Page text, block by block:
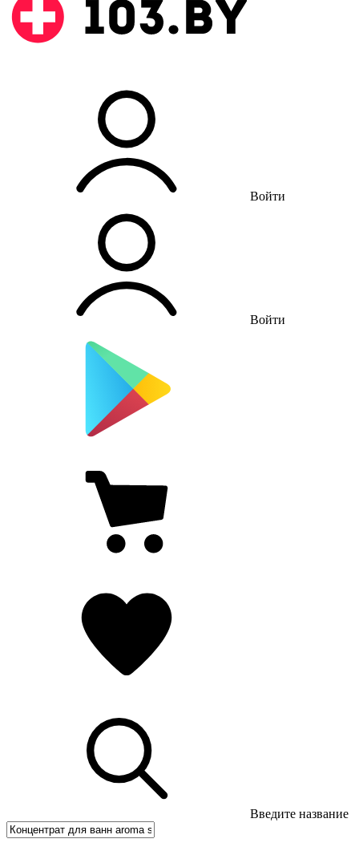
Войти
Войти
Введите название